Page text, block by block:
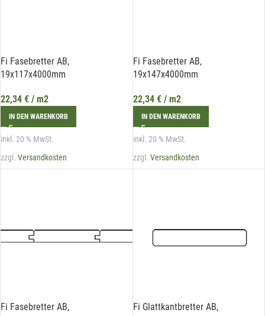
Fi Fasebretter AB,
19x117x4000mm
22,34 € / m2
IN DEN WARENKORB
inkl. 20 % MwSt.
zzgl. Versandkosten
Fi Fasebretter AB,
19x147x4000mm
22,34 €/ m2
IN DEN WARENKORB
inkl. 20 % MwSt.
zzgl. Versandkosten
Fi Fasebretter AB,
Fi Glattkantbretter AB,
Mit unserem Newsletter sind Sie
immer top-informiert über
Veranstaltungen und Aktionen
unseres Unternehmens.
Hiermit erkläre ich mich damit einverstanden, dass die Daten